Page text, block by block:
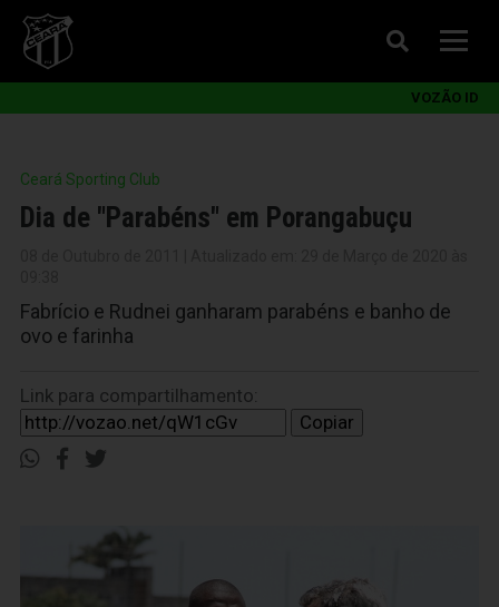
VOZÃO ID
Ceará Sporting Club
Dia de "Parabéns" em Porangabuçu
Fabrício e Rudnei ganharam parabéns e banho de
ovo e farinha
Link para compartilhamento:
Copiar